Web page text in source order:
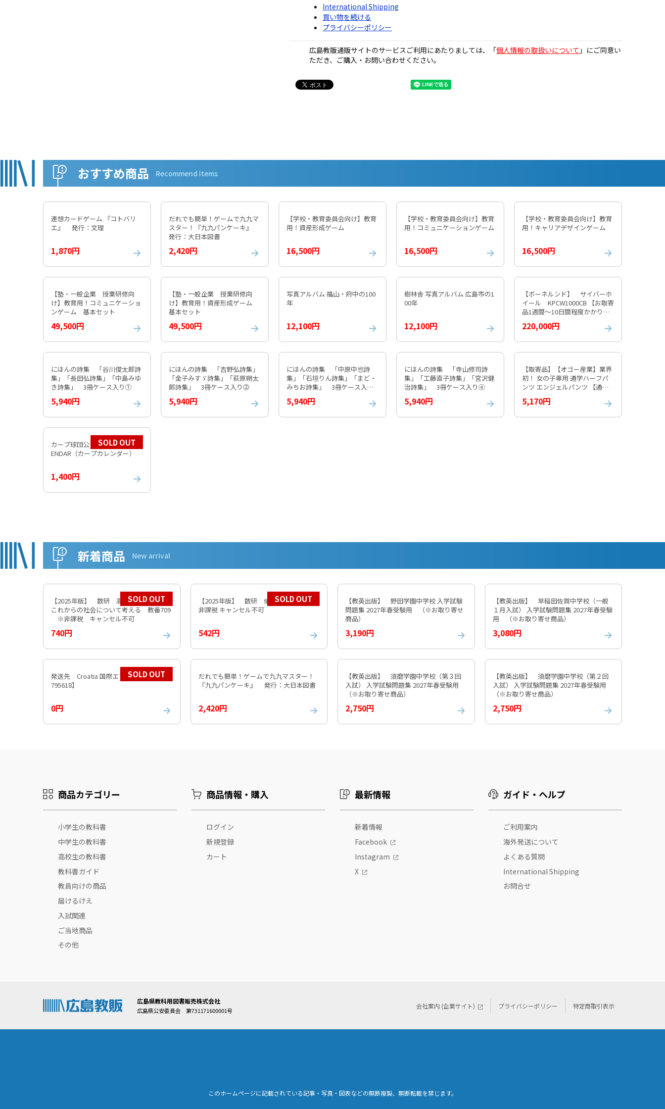
International Shipping
買い物を続ける
プライバシーポリシー
広島教販通販サイトのサービスご利用にあたりましては、「個人情報の取扱いについて 」にご同意い
ただき、ご購入・お問い合わせください。
おすすめ商品 Recommend items
連想カードゲーム 『コトバリ
エ』 発行：文理
1,870円
だれでも簡単！ゲームで九九マ
スター！『九九パンケーキ』
発行：大日本図書
2,420円
【学校・教育委員会向け】教育
用！資産形成ゲーム
16,500円
【学校・教育委員会向け】教育
用！コミュニケーションゲーム
16,500円
【学校・教育委員会向け】教育
用！キャリアデザインゲーム
16,500円
【塾・一般企業 授業研修向
け】教育用！コミュニケーショ
ンゲーム 基本セット
49,500円
【塾・一般企業 授業研修向
け】教育用！資産形成ゲーム
基本セット
49,500円
写真アルバム 福山・府中の100
年
12,100円
樹林舎 写真アルバム 広島市の1
00年
12,100円
【ボーネルンド】 サイバーホ
イール KPCW1000CB 【お取寄
品1週間～10日間程度かかりま
220,000円
にほんの詩集 「谷川俊太郎詩
集」「長田弘詩集」「中島みゆ
き詩集」 3冊ケース入り①
5,940円
にほんの詩集 「吉野弘詩集」
「金子みすゞ詩集」「萩原朔太
郎詩集」 3冊ケース入り⓶
5,940円
にほんの詩集 「中原中也詩
集」「石垣りん詩集」「まど・
みちお詩集」 3冊ケース入り
5,940円
にほんの詩集 「寺山修司詩
集」「工藤直子詩集」「宮沢健
治詩集」 3冊ケース入り④
5,940円
【取寄品】【オゴー産業】業界
初！ 女の子専用 通学ハーフパ
ンツ エンジェルパンツ 【通常
納期1週間程度】
5,170円
カープ球団公式 2026 CARP CAL
ENDAR（カープカレンダー）
1,400円
SOLD OUT
新着商品 New arrival
【2025年版】 数研 高等学校 公共
これからの社会について考える 教番709
※非課税 キャンセル不可
740円
SOLD OUT
【2025年版】 数研 倫理 教番704 ※
非課税 キャンセル不可
542円
SOLD OUT
【教英出版】 野田学園中学校 入学試験
問題集 2027年春受験用 （※お取り寄せ
商品）
3,190円
【教英出版】 早稲田佐賀中学校（一般
１月入試） 入学試験問題集 2027年春受験
用 （※お取り寄せ商品）
3,080円
発送先 Croatia 国際エアパケット 【219
795618】
0円
SOLD OUT
だれでも簡単！ゲームで九九マスター！
『九九パンケーキ』 発行：大日本図書
2,420円
【教英出版】 須磨学園中学校（第３回
入試） 入学試験問題集 2027年春受験用
（※お取り寄せ商品）
2,750円
【教英出版】 須磨学園中学校（第２回
入試） 入学試験問題集 2027年春受験用
（※お取り寄せ商品）
2,750円
商品カテゴリー
小学生の教科書
中学生の教科書
高校生の教科書
教科書ガイド
教員向けの商品
届けるけえ
入試関連
ご当地商品
その他
商品情報・購入
ログイン
新規登録
カート
最新情報
新着情報
Facebook
Instagram
X
ガイド・ヘルプ
ご利用案内
海外発送について
よくある質問
International Shipping
お問合せ
広島県教科用図書販売株式会社
広島県公安委員会 第731171600001号
会社案内 (企業サイト) プライバシーポリシー 特定商取引表示
このホームページに記載されている記事・写真・図表などの無断複製、無断転載を禁じます。